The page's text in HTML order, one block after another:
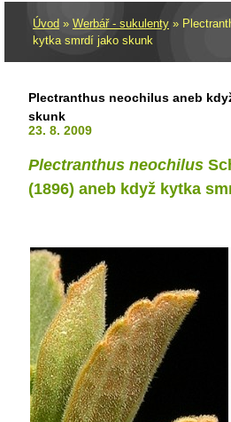
Úvod » Werbář - sukulenty »
kytka smrdí jako skunk
Plectranthus neochilus aneb
skunk
23. 8. 2009
Plectranthus neochilus
(1896) aneb když kytka